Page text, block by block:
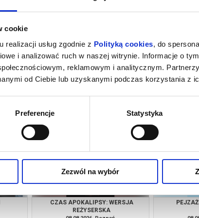
cookie
realizacji usług zgodnie z Polityką cookies, do
i analizować ruch w naszej witrynie. Informacje o
reklamowym i analitycznym.
od Ciebie lub uzyskanymi podczas korzystania z
Preferencje Statystyka
Zezwól na wybór
kup bilet
ODYSEJA
kup bilet
CZAS APOKALIPSY: WERSJA
REŻYSERSKA